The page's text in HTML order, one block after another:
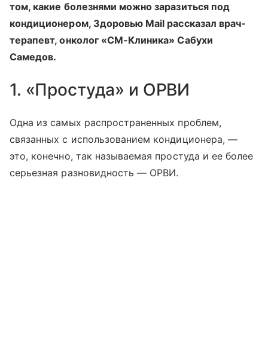
том, какие болезнями можно заразиться под
кондиционером, Здоровью Mail рассказал врач-
терапевт, онколог «СМ-Клиника» Сабухи
Самедов.
1. «Простуда» и ОРВИ
Одна из самых распространенных проблем,
связанных с использованием кондиционера, —
это, конечно, так называемая простуда и ее более
серьезная разновидность — ОРВИ.